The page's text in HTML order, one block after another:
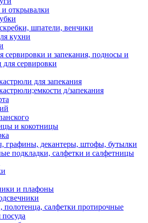
открывалки
шпатели, венчики
кухни
сервировки и запекания, подносы и
для сервировки
для запекания
д/запекания
и кокотницы
графины, декантеры, штофы, бутылки
подкладки, салфетки и салфетницы
и плафоны
полотенца, салфетки протирочные